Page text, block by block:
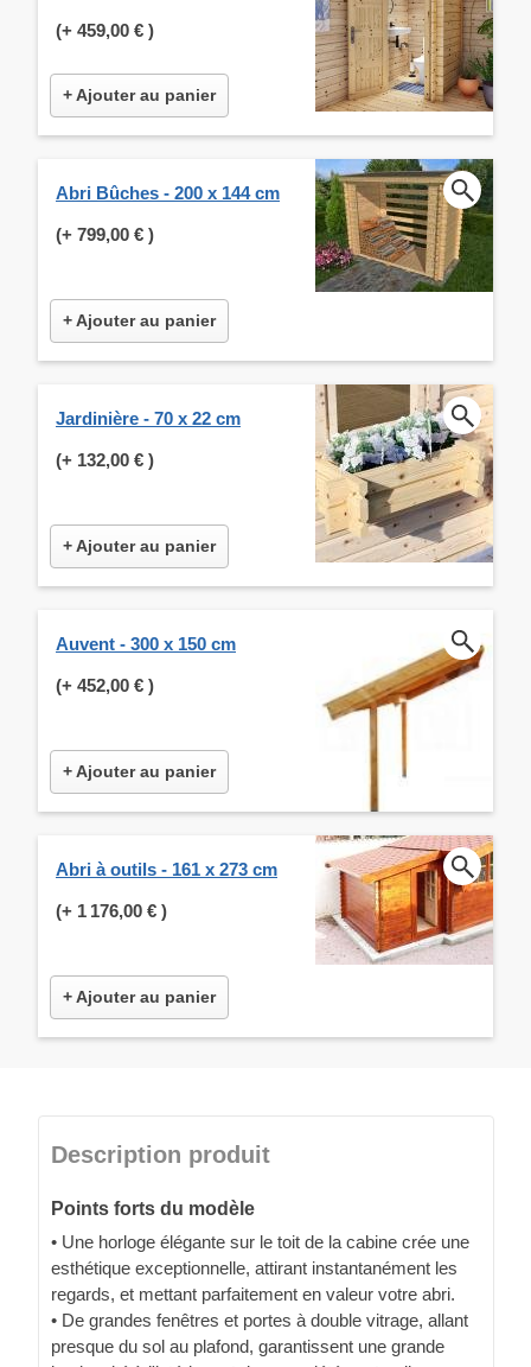
(+ 459,00 € )
+ Ajouter au panier
Abri Bûches - 200 x 144 cm
(+ 799,00 € )
+ Ajouter au panier
Jardinière - 70 x 22 cm
(+ 132,00 € )
+ Ajouter au panier
Auvent - 300 x 150 cm
(+ 452,00 € )
+ Ajouter au panier
Abri à outils - 161 x 273 cm
(+ 1 176,00 € )
+ Ajouter au panier
Description produit
Points forts du modèle
• Une horloge élégante sur le toit de la cabine crée une
esthétique exceptionnelle, attirant instantanément les
regards, et mettant parfaitement en valeur votre abri.
• De grandes fenêtres et portes à double vitrage, allant
presque du sol au plafond, garantissent une grande